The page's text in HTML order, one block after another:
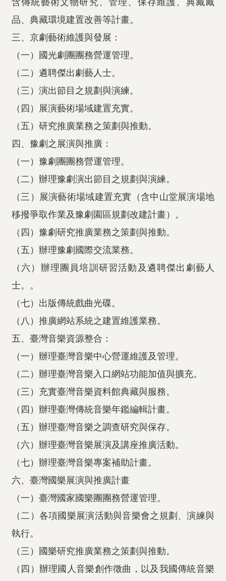
含傳統藝術文物研究、管理、保存維護、典藏藏
品、典藏環境建置改善等計畫。
三、京劇藝術維護與發展：
（一）國光劇團團務營運管理。
（二）遴聘傑出劇藝人士。
（三）演出節目之規劃與演練。
（四）展演藝術場域建置充實。
（五）研究推廣業務之策劃與推動。
四、豫劇之展演與推廣：
（一）豫劇團團務營運管理。
（二）辦理豫劇演出節目之規劃與演練。
（三）展演藝術場域建置充實（含中山堂展演場地
移撥爭取作業及豫劇園區規劃改建計畫）。
（四）豫劇研究推廣業務之策劃與推動。
（五）辦理豫劇國際交流業務。
（六）辦理團員培訓研習活動及遴聘傑出劇藝人
士。。
（七）出版傳統戲曲光碟。
（八）推廣網站系統之建置維護業務。
五、臺灣音樂資源整合：
（一）辦理臺灣音樂中心營運維護及管理。
（二）辦理臺灣音樂入口網站功能加值與擴充。
（三）充實臺灣音樂資料館典藏與服務。
（四）辦理臺灣傳統音樂年鑑編輯計畫。
（五）辦理臺灣音樂之調查研究與保存。
（六）辦理臺灣音樂展演及講座推廣活動。
（七）辦理臺灣音樂專案補助計畫。
六、臺灣國樂展演與推廣計畫
（一）臺灣國家國樂團團務營運管理。
（二）各項國樂展演活動與音樂會之規劃、演練與
執行。
（三）國樂研究推廣業務之策劃與推動。
（四）辦理國人音樂創作徵曲，以及我國傳統音樂